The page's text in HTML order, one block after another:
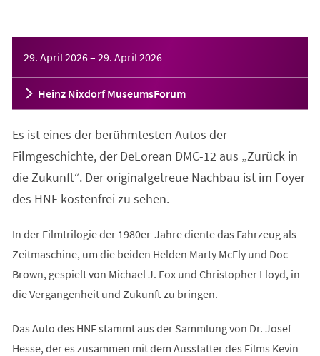
29. April 2026– 29. April 2026
Heinz Nixdorf MuseumsForum
Es ist eines der berühmtesten Autos der
Filmgeschichte, der DeLorean DMC-12 aus „Zurück in
die Zukunft“. Der originalgetreue Nachbau ist im Foyer
des HNF kostenfrei zu sehen.
In der Filmtrilogie der 1980er-Jahre diente das Fahrzeug als
Zeitmaschine, um die beiden Helden Marty McFly und Doc
Brown, gespielt von Michael J. Fox und Christopher Lloyd, in
die Vergangenheit und Zukunft zu bringen.
Das Auto des HNF stammt aus der Sammlung von Dr. Josef
Hesse, der es zusammen mit dem Ausstatter des Films Kevin